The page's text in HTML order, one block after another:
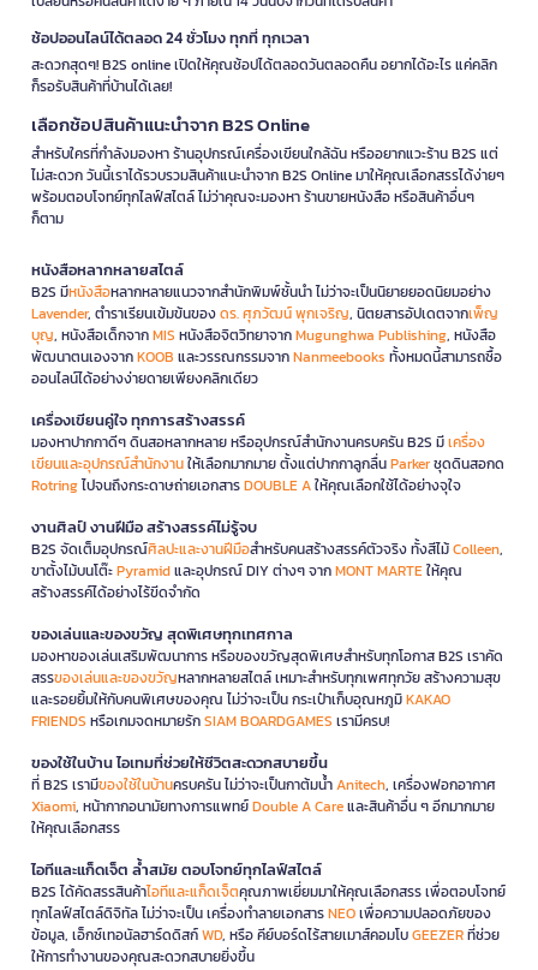
ช้อปออนไลน์ได้ตลอด 24 ชั่วโมง ทุกที่ ทุกเวลา
สะดวกสุดๆ! B2S online เปิดให้คุณช้อปได้ตลอดวันตลอดคืน อยากได้อะไร แค่คลิก
ก็รอรับสินค้าที่บ้านได้เลย!
เลือกช้อปสินค้าแนะนำจาก B2S Online
สำหรับใครที่กำลังมองหา ร้านอุปกรณ์เครื่องเขียนใกล้ฉัน หรืออยากแวะร้าน B2S แต่
ไม่สะดวก วันนี้เราได้รวบรวมสินค้าแนะนำจาก B2S Online มาให้คุณเลือกสรรได้ง่ายๆ
พร้อมตอบโจทย์ทุกไลฟ์สไตล์ ไม่ว่าคุณจะมองหา ร้านขายหนังสือ หรือสินค้าอื่นๆ
ก็ตาม
หนังสือหลากหลายสไตล์
B2S มีหนังสือหลากหลายแนวจากสำนักพิมพ์ชั้นนำ ไม่ว่าจะเป็นนิยายยอดนิยมอย่าง
Lavender, ตำราเรียนเข้มข้นของดร. ศุภวัฒน์ พุกเจริญ, นิตยสารอัปเดตจากเพ็ญ
บุญ, หนังสือเด็กจากMIS หนังสือจิตวิทยาจากMugunghwa Publishing, หนังสือ
พัฒนาตนเองจากKOOB และวรรณกรรมจากNanmeebooks ทั้งหมดนี้สามารถซื้อ
ออนไลน์ได้อย่างง่ายดายเพียงคลิกเดียว
เครื่องเขียนคู่ใจ ทุกการสร้างสรรค์
มองหาปากกาดีๆ ดินสอหลากหลาย หรืออุปกรณ์สำนักงานครบครัน B2S มีเครื่อง
เขียนและอุปกรณ์สำนักงานให้เลือกมากมาย ตั้งแต่ปากกาลูกลื่นParkerชุดดินสอกด
Rotringไปจนถึงกระดาษถ่ายเอกสารDOUBLE Aให้คุณเลือกใช้ได้อย่างจุใจ
งานศิลป์ งานฝีมือ สร้างสรรค์ไม่รู้จบ
B2S จัดเต็มอุปกรณ์ศิลปะและงานฝีมือสำหรับคนสร้างสรรค์ตัวจริง ทั้งสีไม้Colleen,
ขาตั้งไม้บนโต๊ะPyramidและอุปกรณ์ DIY ต่างๆ จากMONT MARTEให้คุณ
สร้างสรรค์ได้อย่างไร้ขีดจำกัด
ของเล่นและของขวัญ สุดพิเศษทุกเทศกาล
มองหาของเล่นเสริมพัฒนาการ หรือของขวัญสุดพิเศษสำหรับทุกโอกาส B2S เราคัด
สรรของเล่นและของขวัญหลากหลายสไตล์ เหมาะสำหรับทุกเพศทุกวัย สร้างความสุข
และรอยยิ้มให้กับคนพิเศษของคุณ ไม่ว่าจะเป็น กระเป๋าเก็บอุณหภูมิKAKAO
FRIENDS หรือเกมจดหมายรักSIAM BOARDGAMES เรามีครบ!
ของใช้ในบ้าน ไอเทมที่ช่วยให้ชีวิตสะดวกสบายขึ้น
ที่ B2S เรามีของใช้ในบ้านครบครัน ไม่ว่าจะเป็นกาต้มน้ำAnitech, เครื่องฟอกอากาศ
Xiaomi, หน้ากากอนามัยทางการแพทย์Double A Careและสินค้าอื่น ๆ อีกมากมาย
ให้คุณเลือกสรร
ไอทีและแก็ดเจ็ต ล้ำสมัย ตอบโจทย์ทุกไลฟ์สไตล์
B2S ได้คัดสรรสินค้าไอทีและแก็ดเจ็ตคุณภาพเยี่ยมมาให้คุณเลือกสรร เพื่อตอบโจทย์
ทุกไลฟ์สไตล์ดิจิทัล ไม่ว่าจะเป็น เครื่องทำลายเอกสารNEOเพื่อความปลอดภัยของ
ข้อมูล, เอ็กซ์เทอนัลฮาร์ดดิสก์WD, หรือ คีย์บอร์ดไร้สายเมาส์คอมโบGEEZERที่ช่วย
ให้การทำงานของคุณสะดวกสบายยิ่งขึ้น